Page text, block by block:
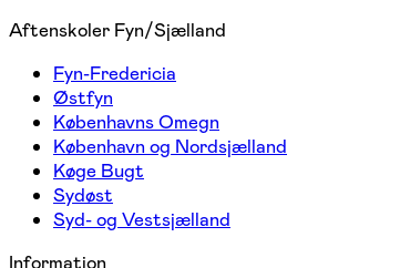
Aftenskoler Fyn/Sjælland
Fyn-Fredericia
Østfyn
Københavns Omegn
København og Nordsjælland
Køge Bugt
Sydøst
Syd- og Vestsjælland
Information